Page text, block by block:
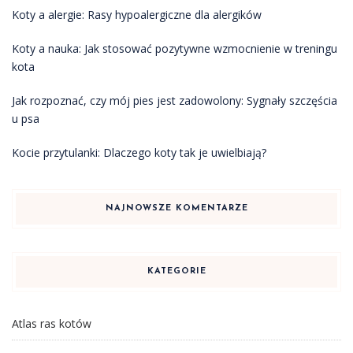
Koty a alergie: Rasy hypoalergiczne dla alergików
Koty a nauka: Jak stosować pozytywne wzmocnienie w treningu
kota
Jak rozpoznać, czy mój pies jest zadowolony: Sygnały szczęścia
u psa
Kocie przytulanki: Dlaczego koty tak je uwielbiają?
NAJNOWSZE KOMENTARZE
KATEGORIE
Atlas ras kotów